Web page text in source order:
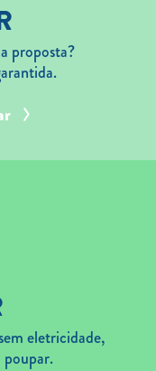
proposta?
eletricidade,
poupar.